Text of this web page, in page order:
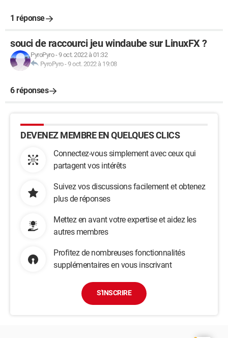
1 réponse
souci de raccourci jeu windaube sur LinuxFX ?
PyroPyro-9 oct. 2022 à 01:32
PyroPyro-9 oct. 2022 à 19:08
6 réponses
DEVENEZ MEMBRE EN QUELQUES CLICS
Connectez-vous simplement avec ceux qui
partagent vos intérêts
Suivez vos discussions facilement et obtenez
plus de réponses
Mettez en avant votre expertise et aidez les
autres membres
Profitez de nombreuses fonctionnalités
supplémentaires en vous inscrivant
S'INSCRIRE